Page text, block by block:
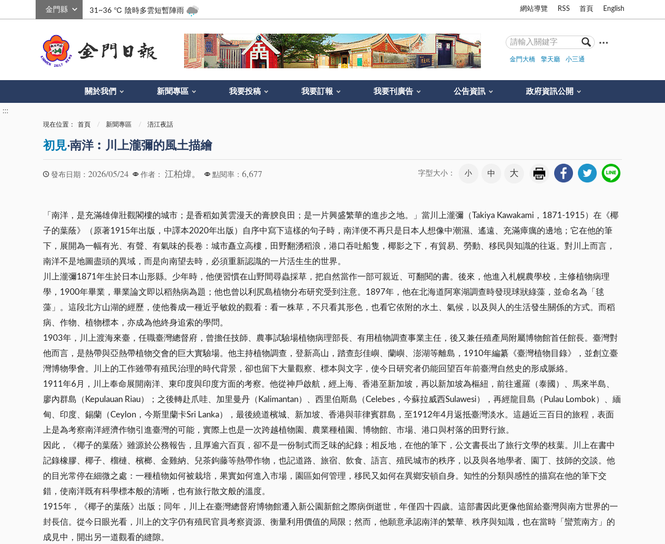
31~36 ℃ 陰時多雲短暫陣雨 網站導覽 RSS 首頁 English
金門大橋 擎天廳 小三通
關於我們 新聞專區 我要投稿 我要訂報 我要刊廣告 公告資訊 政府資訊公開
:::
現在位置： 首頁 新聞專區 浯江夜話
初見‧南洋︰川上瀧彌的風土描繪
發布日期： 2026/05/24 作者： 江柏煒。 點閱率： 6,677 字型大小： 小 中 大
「南洋，是充滿雄偉壯觀閣樓的城市；是香稻如黃雲漫天的膏腴良田；是一片興盛繁華的進步之地。」當川上瀧彌（Takiya Kawakami，1871-1915）在《椰
子的葉蔭》（原著1915年出版，中譯本2020年出版）自序中寫下這樣的句子時，南洋便不再只是日本人想像中潮濕、遙遠、充滿瘴癘的邊地；它在他的筆
下，展開為一幅有光、有聲、有氣味的長卷：城市矗立高樓，田野翻湧稻浪，港口吞吐船隻，椰影之下，有貿易、勞動、移民與知識的往返。對川上而言，
南洋不是地圖盡頭的異域，而是向南望去時，必須重新認識的一片活生生的世界。
川上瀧彌1871年生於日本山形縣。少年時，他便習慣在山野間尋蟲採草，把自然當作一部可親近、可翻閱的書。後來，他進入札幌農學校，主修植物病理
學，1900年畢業，畢業論文即以稻熱病為題；他也曾以利尻島植物分布研究受到注意。1897年，他在北海道阿寒湖調查時發現球狀綠藻，並命名為「毬
藻」。這段北方山湖的經歷，使他養成一種近乎敏銳的觀看：看一株草，不只看其形色，也看它依附的水土、氣候，以及與人的生活發生關係的方式。而稻
病、作物、植物標本，亦成為他終身追索的學問。
1903年，川上渡海來臺，任職臺灣總督府，曾擔任技師、農事試驗場植物病理部長、有用植物調查事業主任，後又兼任殖產局附屬博物館首任館長。臺灣對
他而言，是熱帶與亞熱帶植物交會的巨大實驗場。他主持植物調查，登新高山，踏查彭佳嶼、蘭嶼、澎湖等離島，1910年編纂《臺灣植物目錄》，並創立臺
灣博物學會。川上的工作雖帶有殖民治理的時代背景，卻也留下大量觀察、標本與文字，使今日研究者仍能回望百年前臺灣自然史的形成脈絡。
1911年6月，川上奉命展開南洋、東印度與印度方面的考察。他從神戶啟航，經上海、香港至新加坡，再以新加坡為樞紐，前往暹羅（泰國）、馬來半島、
廖內群島（Kepulauan Riau）；之後轉赴爪哇、加里曼丹（Kalimantan）、西里伯斯島（Celebes，今蘇拉威西Sulawesi），再經龍目島（Pulau Lombok）、緬
甸、印度、錫蘭（Ceylon，今斯里蘭卡Sri Lanka），最後繞道檳城、新加坡、香港與菲律賓群島，至1912年4月返抵臺灣淡水。這趟近三百日的旅程，表面
上是為考察南洋經濟作物引進臺灣的可能，實際上也是一次跨越植物園、農業種植園、博物館、市場、港口與村落的田野行旅。
因此，《椰子的葉蔭》雖源於公務報告，且厚逾六百頁，卻不是一份制式而乏味的紀錄；相反地，在他的筆下，公文書長出了旅行文學的枝葉。川上在書中
記錄橡膠、椰子、榴槤、檳榔、金雞納、兒茶鉤藤等熱帶作物，也記道路、旅宿、飲食、語言、殖民城市的秩序，以及與各地學者、園丁、技師的交談。他
的目光常停在細微之處：一種植物如何被栽培，果實如何進入市場，園區如何管理，移民又如何在異鄉安頓自身。知性的分類與感性的描寫在他的筆下交
錯，使南洋既有科學標本般的清晰，也有旅行散文般的溫度。
1915年，《椰子的葉蔭》出版；同年，川上在臺灣總督府博物館遷入新公園新館之際病倒逝世，年僅四十四歲。這部書因此更像他留給臺灣與南方世界的一
封長信。從今日眼光看，川上的文字仍有殖民官員考察資源、衡量利用價值的局限；然而，他願意承認南洋的繁華、秩序與知識，也在當時「蠻荒南方」的
成見中，開出另一道觀看的縫隙。